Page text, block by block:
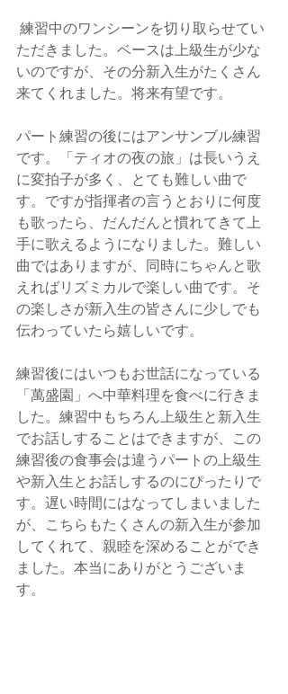
ただきました。ベースは上級生が少な
いのですが、その分新入生がたくさん
来てくれました。将来有望です。
パート練習の後にはアンサンブル練習
です。「ティオの夜の旅」は長いうえ
に変拍子が多く、とても難しい曲で
す。ですが指揮者の言うとおりに何度
も歌ったら、だんだんと慣れてきて上
手に歌えるようになりました。難しい
曲ではありますが、同時にちゃんと歌
えればリズミカルで楽しい曲です。そ
の楽しさが新入生の皆さんに少しでも
伝わっていたら嬉しいです。
練習後にはいつもお世話になっている
「萬盛園」へ中華料理を食べに行きま
した。練習中もちろん上級生と新入生
でお話しすることはできますが、この
練習後の食事会は違うパートの上級生
や新入生とお話しするのにぴったりで
す。遅い時間にはなってしまいました
が、こちらもたくさんの新入生が参加
してくれて、親睦を深めることができ
ました。本当にありがとうございま
す。